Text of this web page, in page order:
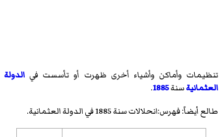
تنظيمات وأماكن وأشياء أخرى ظهرت أو تأسست في الدولة
العثمانيةسنة1885
.
طالع أيضاً:فهرس:انحلالات سنة 1885 في الدولة العثمانية .